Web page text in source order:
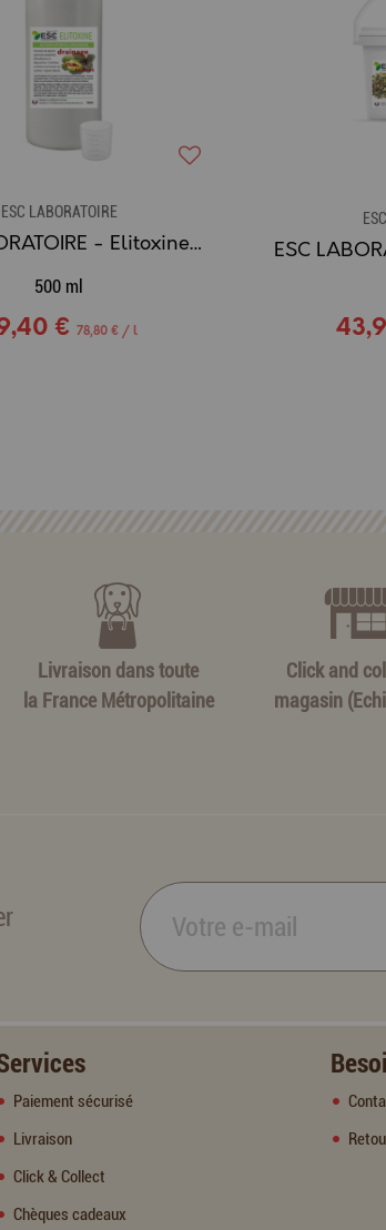
ESC LABORATOIRE
ESC LABORATOIRE - Elitoxine, drainage detox - 500ml
500 ml
€ 78,80 € / l
Livraison dans toute
la France Métropolitaine
Click and
magasin
Paiement sécurisé
Livraison
Click & Collect
Chèques cadeaux